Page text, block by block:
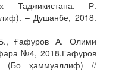
Таджикистана. Р.
– Душанбе, 2018.
Ғафуров А. Олими
№4, 2018.Ғафуров
(Бо ҳаммуаллиф) //